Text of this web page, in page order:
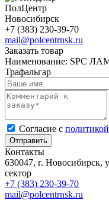
ПолЦентр
Новосибирск
+7 (383) 230-39-70
mail@polcentrnsk.ru
Заказать товар
Наименование: SPC
Трафальгар
Cогласие с
Отправить
Контакты
630047, г. Новосибирск,
сектор
+7 (383) 230-39-70
mail@polcentrnsk.ru